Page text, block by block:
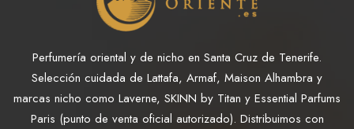
Perfumería oriental y de nicho en Santa Cruz de Tenerife.
Selección cuidada de Lattafa, Armaf, Maison Alhambra y
marcas nicho como Laverne, SKINN by Titan y Essential Parfums
Paris (punto de venta oficial autorizado). Distribuimos con